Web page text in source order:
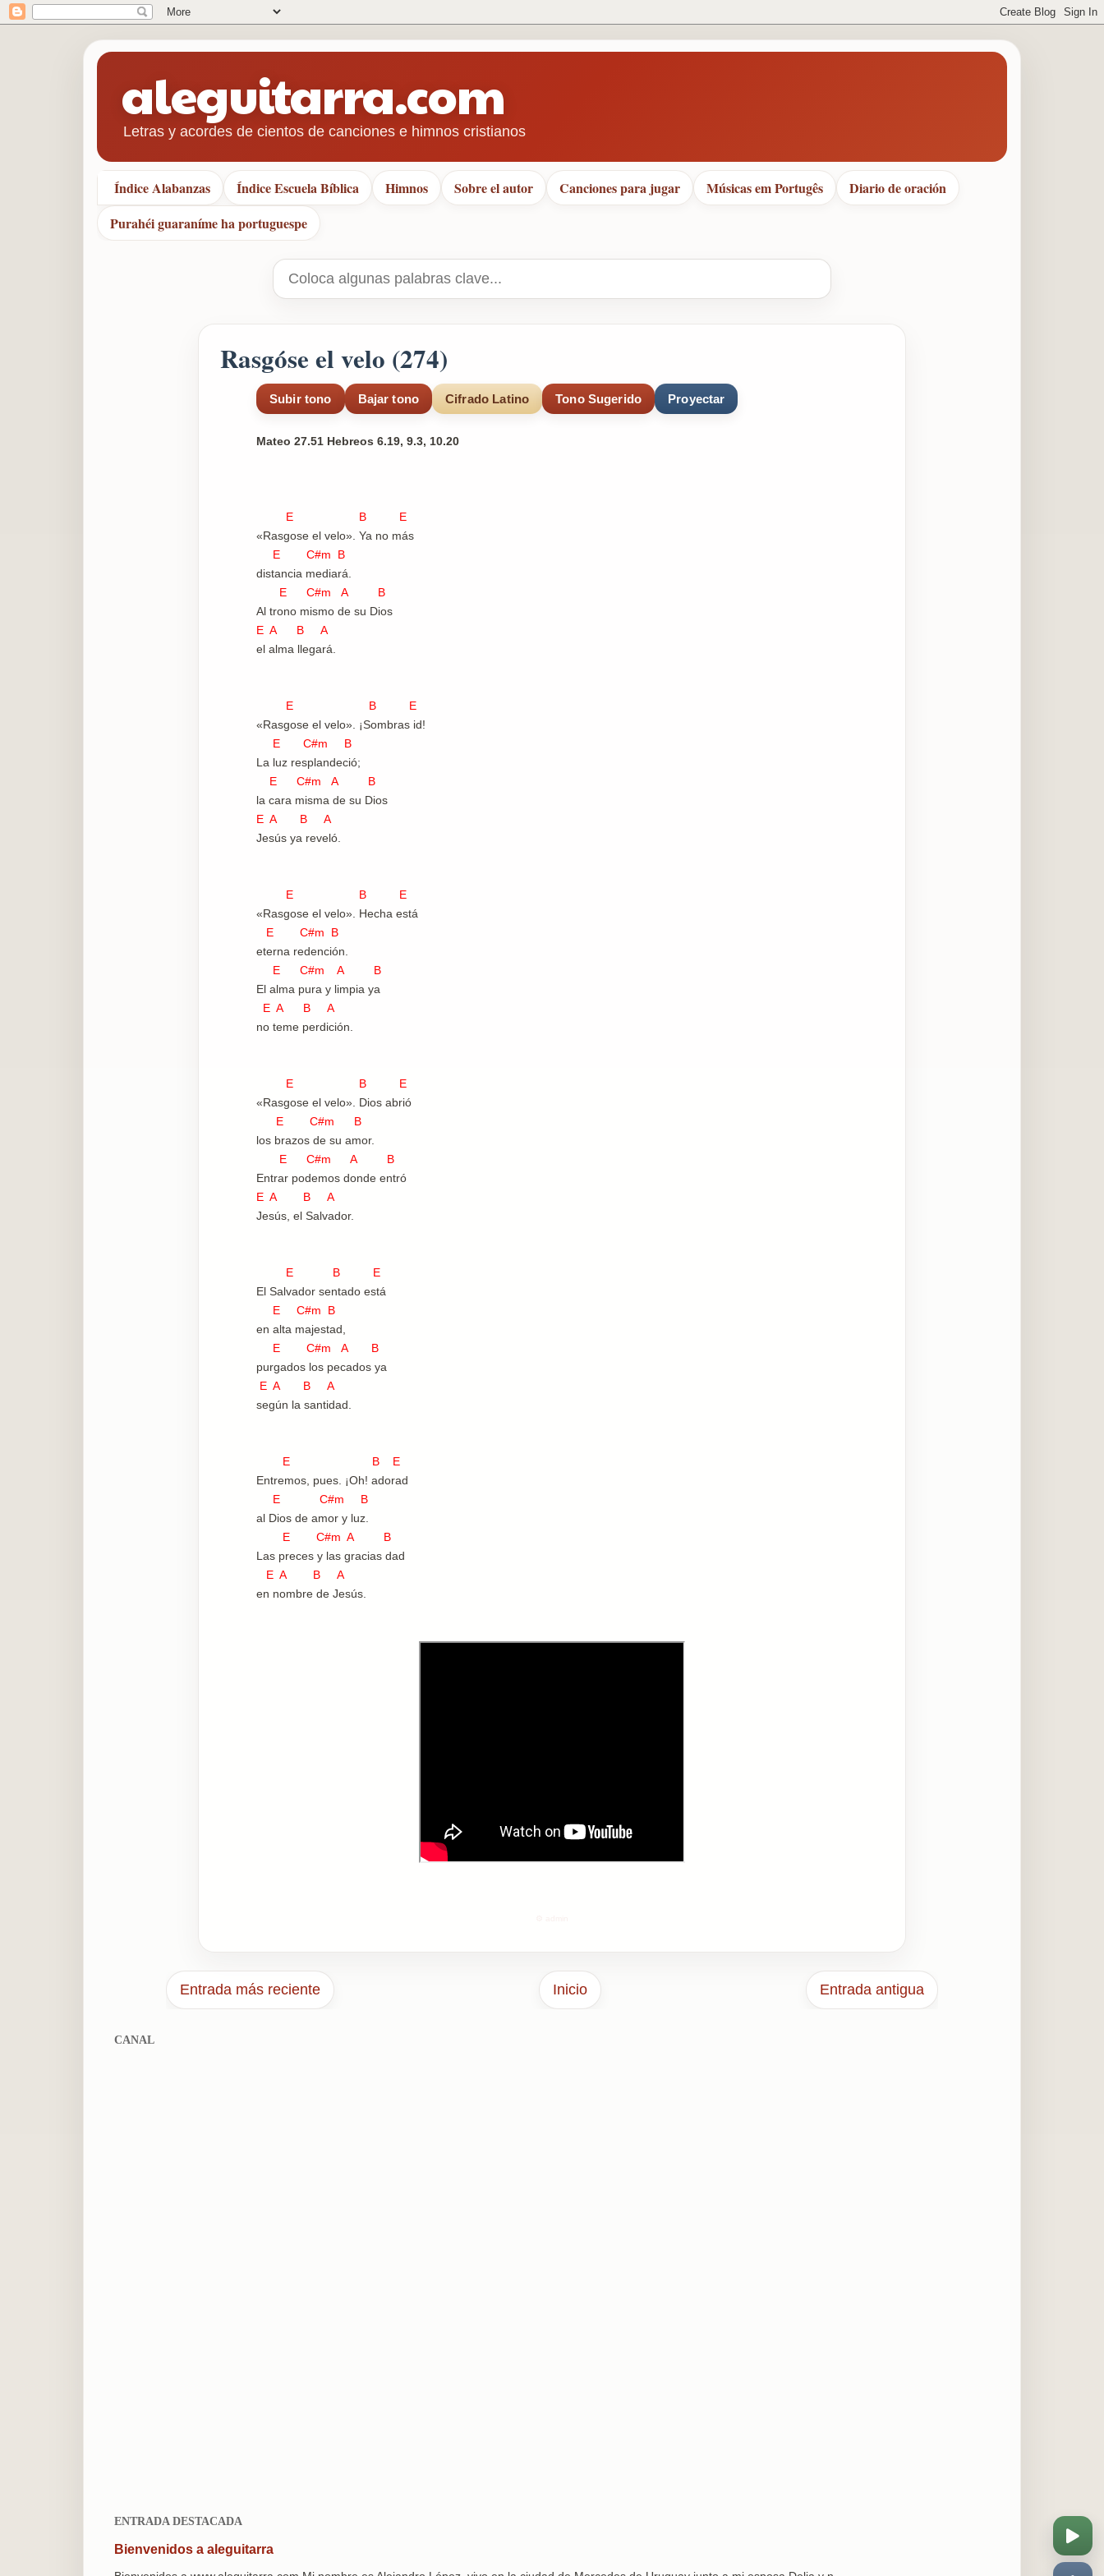
aleguitarra.com
Letras y acordes de cientos de canciones e himnos cristianos
Índice Alabanzas Índice Escuela Bíblica Himnos Sobre el autor Canciones para jugar Músicas em Portugês
Diario de oración
Purahéi guaraníme ha portuguespe
Rasgóse el velo (274)
Subir tono Bajar tono Cifrado Latino Tono Sugerido Proyectar
Mateo 27.51 Hebreos 6.19, 9.3, 10.20
E B E
«Rasgose el velo». Ya no más
E C#m B
distancia mediará.
E C#m A B
Al trono mismo de su Dios
E A B A
el alma llegará.
E B E
«Rasgose el velo». ¡Sombras id!
E C#m B
La luz resplandeció;
E C#m A B
la cara misma de su Dios
E A B A
Jesús ya reveló.
E B E
«Rasgose el velo». Hecha está
E C#m B
eterna redención.
E C#m A B
El alma pura y limpia ya
E A B A
no teme perdición.
E B E
«Rasgose el velo». Dios abrió
E C#m B
los brazos de su amor.
E C#m A B
Entrar podemos donde entró
E A B A
Jesús, el Salvador.
E B E
El Salvador sentado está
E C#m B
en alta majestad,
E C#m A B
purgados los pecados ya
E A B A
según la santidad.
E B E
Entremos, pues. ¡Oh! adorad
E C#m B
al Dios de amor y luz.
E C#m A B
Las preces y las gracias dad
E A B A
en nombre de Jesús.
Entrada más reciente Entrada antigua
Inicio
CANAL
ENTRADA DESTACADA
Bienvenidos a aleguitarra